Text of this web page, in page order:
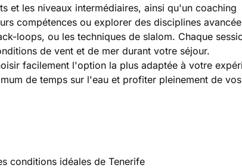
et les niveaux intermédiaires, ainsi qu'un coaching
compétences ou explorer des disciplines
loops, ou les techniques de slalom. Chaque
de vent et de mer durant votre séjour.
facilement l'option la plus adaptée à votre
de temps sur l'eau et profiter pleinement de vos
conditions idéales de Tenerife